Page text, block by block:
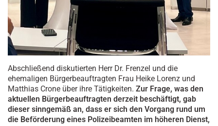
Abschließend diskutierten Herr Dr. Frenzel und die
ehemaligen Bürgerbeauftragten Frau Heike Lorenz und
Matthias Crone über ihre Tätigkeiten. Zur Frage, was den
aktuellen Bürgerbeauftragten derzeit beschäftigt, gab
dieser sinngemäß an, dass er sich den Vorgang rund um
die Beförderung eines Polizeibeamten im höheren Dienst,